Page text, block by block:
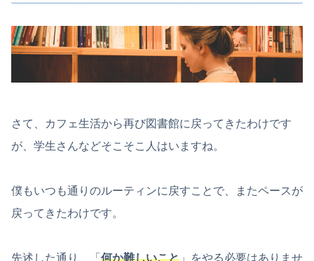
さて、カフェ生活から再び図書館に戻ってきたわけです
が、学生さんなどそこそこ人はいますね。
僕もいつも通りのルーティンに戻すことで、またペースが
戻ってきたわけです。
先述した通り、「 何か難しいこと 」をやる必要はありませ